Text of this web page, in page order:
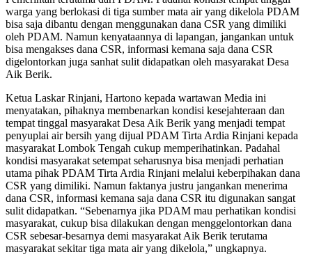
warga yang berlokasi di tiga sumber mata air yang dikelola PDAM
bisa saja dibantu dengan menggunakan dana CSR yang dimiliki
oleh PDAM. Namun kenyataannya di lapangan, jangankan untuk
bisa mengakses dana CSR, informasi kemana saja dana CSR
digelontorkan juga sanhat sulit didapatkan oleh masyarakat Desa
Aik Berik.
Ketua Laskar Rinjani, Hartono kepada wartawan Media ini
menyatakan, pihaknya membenarkan kondisi kesejahteraan dan
tempat tinggal masyarakat Desa Aik Berik yang menjadi tempat
penyuplai air bersih yang dijual PDAM Tirta Ardia Rinjani kepada
masyarakat Lombok Tengah cukup memperihatinkan. Padahal
kondisi masyarakat setempat seharusnya bisa menjadi perhatian
utama pihak PDAM Tirta Ardia Rinjani melalui keberpihakan dana
CSR yang dimiliki. Namun faktanya justru jangankan menerima
dana CSR, informasi kemana saja dana CSR itu digunakan sangat
sulit didapatkan. “Sebenarnya jika PDAM mau perhatikan kondisi
masyarakat, cukup bisa dilakukan dengan menggelontorkan dana
CSR sebesar-besarnya demi masyarakat Aik Berik terutama
masyarakat sekitar tiga mata air yang dikelola,” ungkapnya.